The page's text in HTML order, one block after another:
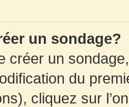
un sondage?
créer un
du
cliquez sur